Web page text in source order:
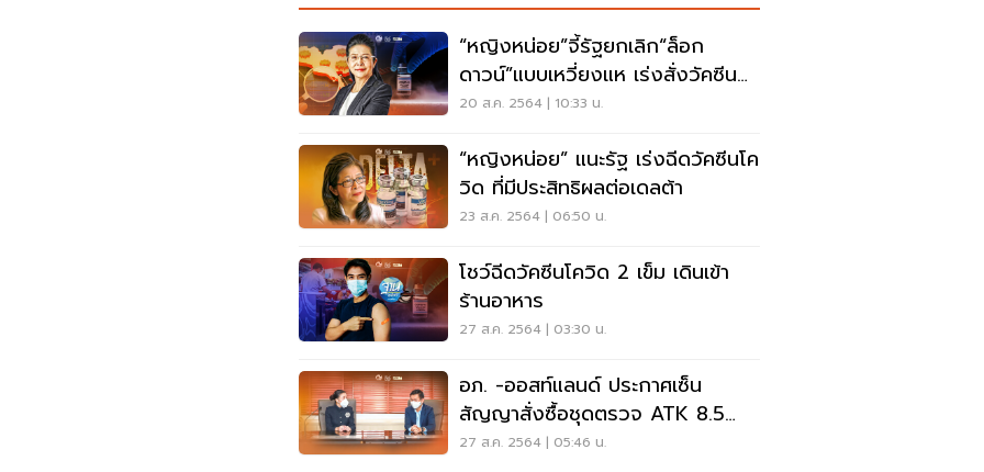
“หญิงหน่อย”จี้รัฐยกเลิก“ล็อก
ดาวน์”แบบเหวี่ยงแห เร่งสั่งวัคซีน
MRNA
20 ส.ค. 2564 | 10:33 น.
“หญิงหน่อย” แนะรัฐ เร่งฉีดวัคซีนโค
วิด ที่มีประสิทธิผลต่อเดลต้า
23 ส.ค. 2564 | 06:50 น.
โชว์ฉีดวัคซีนโควิด 2 เข็ม เดินเข้า
ร้านอาหาร
27 ส.ค. 2564 | 03:30 น.
อภ. -ออสท์แลนด์ ประกาศเซ็น
สัญญาสั่งซื้อชุดตรวจ ATK 8.5
ล้านชุด 30 ส.ค. แน่นอน
27 ส.ค. 2564 | 05:46 น.